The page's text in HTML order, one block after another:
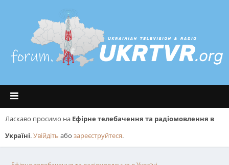
Ласкаво просимо на Ефірне телебачення та радіомовлення в
Україні.Увійдіть або зареєструйтеся.